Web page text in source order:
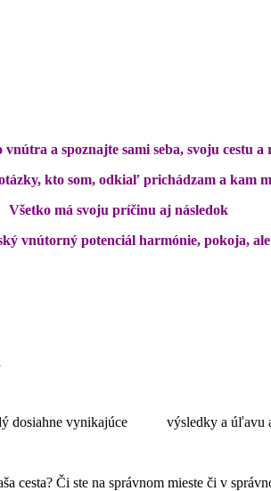
a spoznajte sami seba, svoju cestu a
kto som, odkiaľ prichádzam a kam
Všetko má svoju príčinu aj následok
vnútorný potenciál harmónie, pokoja,
dosiahne vynikajúce výsledky a úľavu
cesta? Či ste na správnom mieste či v